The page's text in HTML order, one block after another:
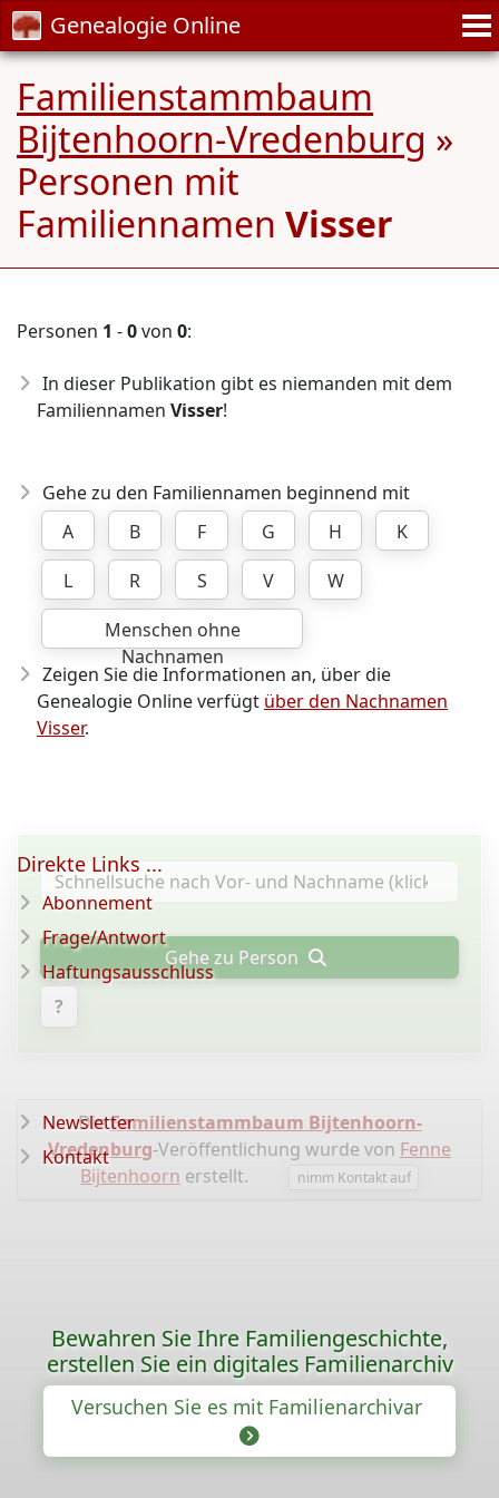
Genealogie Online
Familienstammbaum
Bijtenhoorn-Vredenburg »
Personen mit
Familiennamen Visser
Personen 1 -0von 0:
In dieser Publikation gibt es niemanden mit dem
Familiennamen Visser!
Gehe zu den Familiennamen beginnend mit
A
B F G H
K
L
R S V
W
Menschen ohne
Nachnamen
Zeigen Sie die Informationen an, über die
Genealogie Online verfügt über den Nachnamen
Visser.
Gehe zu Person
?
DieFamilienstammbaum Bijtenhoorn-
Vredenburg-Veröffentlichung wurde von Fenne
Bijtenhoorn erstellt. nimm Kontakt auf
Direkte Links ...
Abonnement
Frage/Antwort
Haftungsausschluss
Newsletter
Kontakt
Bewahren Sie Ihre Familiengeschichte,
erstellen Sie ein digitales Familienarchiv
Versuchen Sie es mit Familienarchivar